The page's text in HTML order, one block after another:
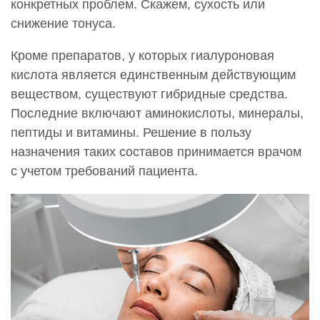
Биохайлюкс ( Biohyalux) Rejuven + Мевита (Mevita)
18
Вискодерм (Viscoderm)
0001124
Введение искусственных имплантатов в мягкие
ткани Вискодерм (Viscoderm) 0,8%
22 000 руб.
0001125
ткани Вискодерм (Viscoderm) 1,6%
24 000 руб.
Введение искусственных имплантатов в мягкие
ткани. Вискодерм Скинко (Viscoderm Skinko)
19 000 руб.
конкретных проблем. Скажем, сухость или
снижение тонуса.
Кроме препаратов, у которых гиалуроновая
кислота является единственным действующим
веществом, существуют гибридные средства.
Последние включают аминокислоты, минералы,
пептиды и витамины. Решение в пользу
назначения таких составов принимается врачом
с учетом требований пациента.